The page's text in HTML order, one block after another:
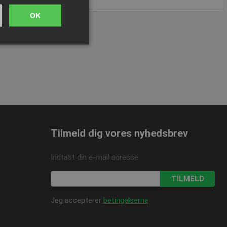
Tilmeld dig vores nyhedsbrev
Indtast din e-mail adresse
TILMELD
Jeg accepterer betingelserne
OK
brugerens
sessioner.